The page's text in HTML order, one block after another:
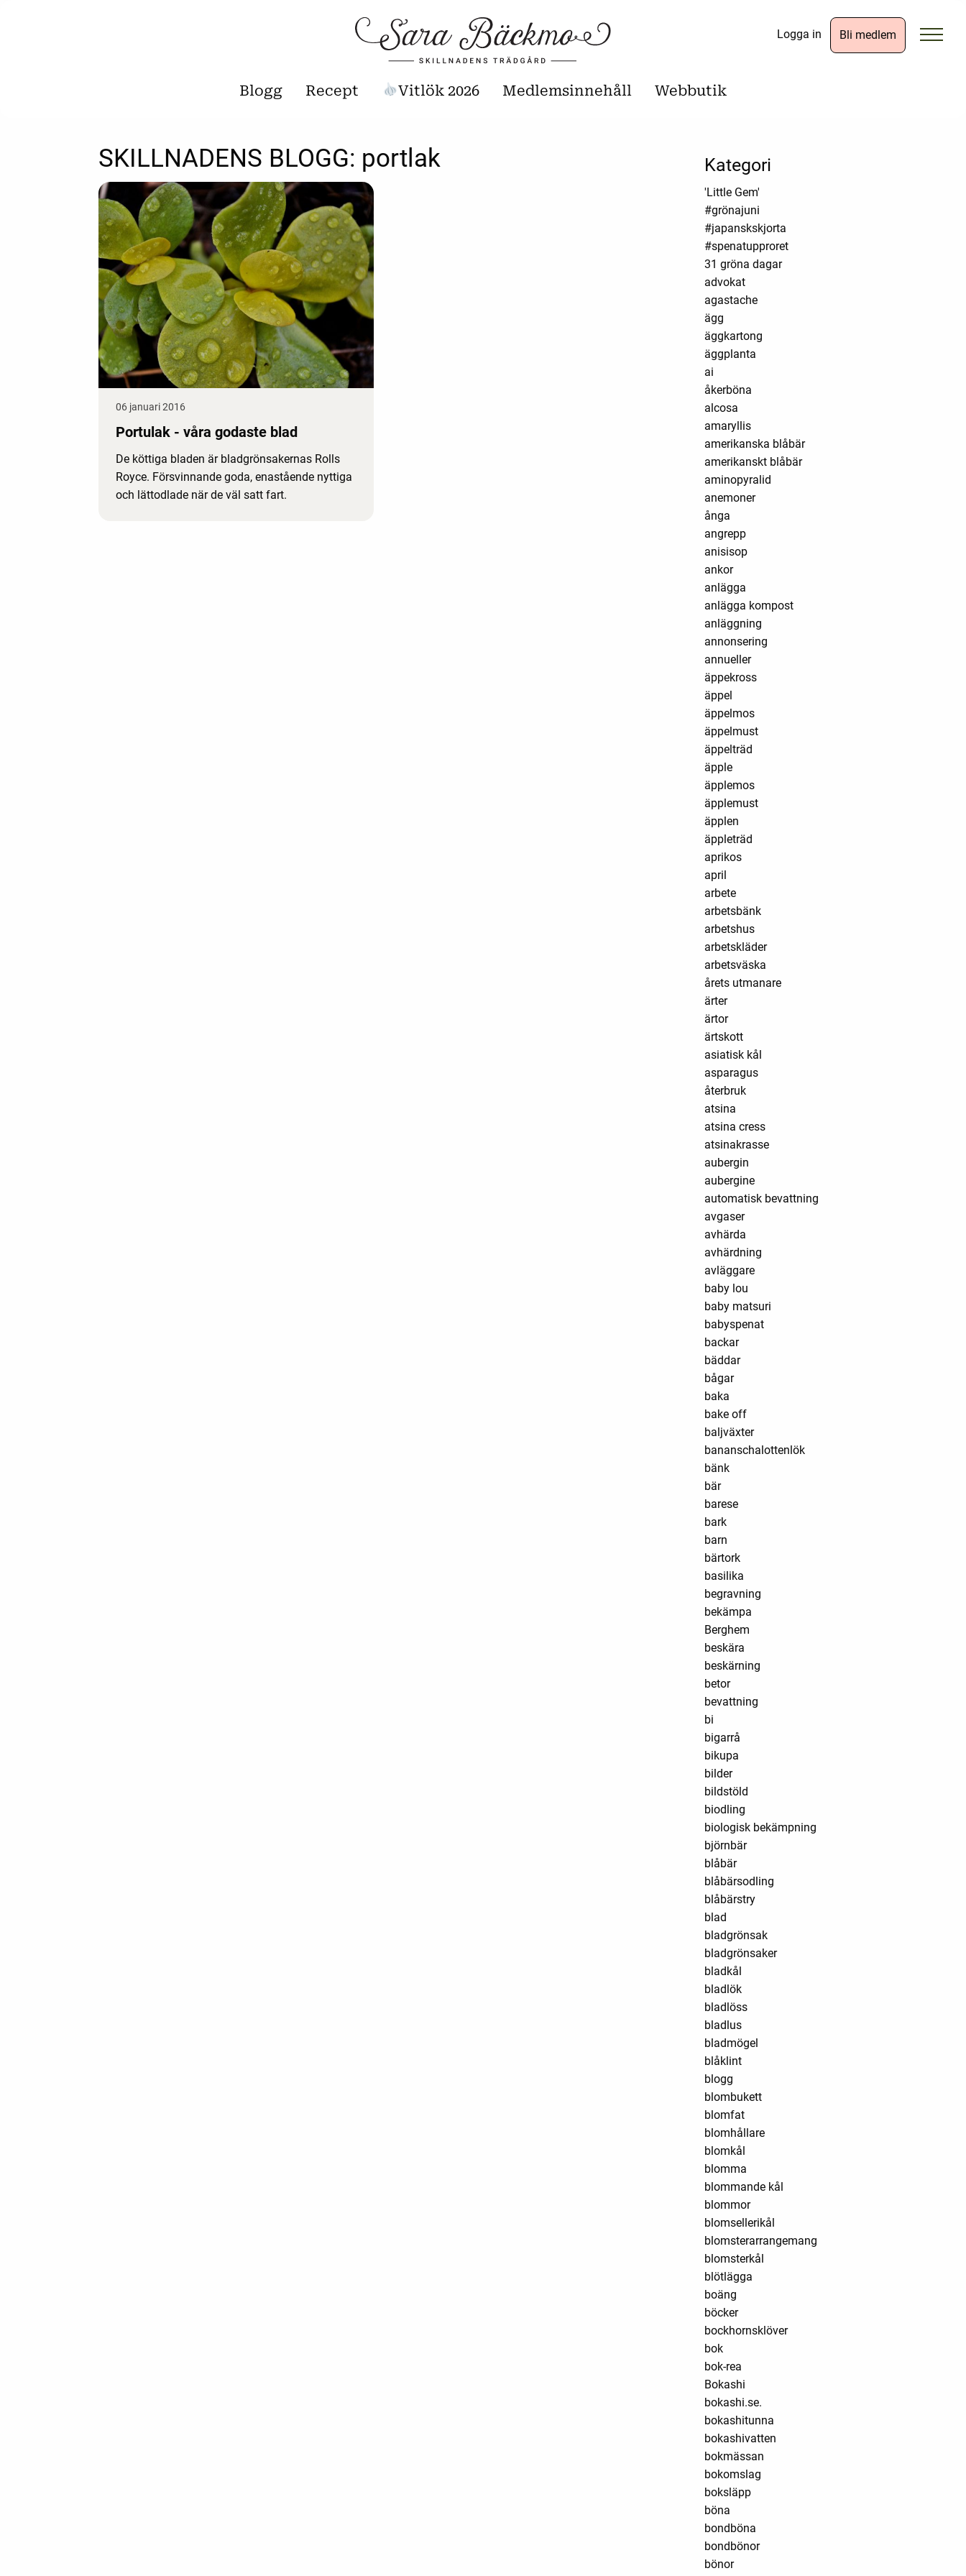
Logga in Bli medlem
Blogg Recept Vitlök 2026 Medlemsinnehåll Webbutik
SKILLNADENS BLOGG: portlak
06 januari 2016
Portulak - våra godaste blad
De köttiga bladen är bladgrönsakernas Rolls
Royce. Försvinnande goda, enastående nyttiga
och lättodlade när de väl satt fart.
Kategori
'Little Gem'
#grönajuni
#japanskskjorta
#spenatupproret
31 gröna dagar
advokat
agastache
ägg
äggkartong
äggplanta
ai
åkerböna
alcosa
amaryllis
amerikanska blåbär
amerikanskt blåbär
aminopyralid
anemoner
ånga
angrepp
anisisop
ankor
anlägga
anlägga kompost
anläggning
annonsering
annueller
äppekross
äppel
äppelmos
äppelmust
äppelträd
äpple
äpplemos
äpplemust
äpplen
äppleträd
aprikos
april
arbete
arbetsbänk
arbetshus
arbetskläder
arbetsväska
årets utmanare
ärter
ärtor
ärtskott
asiatisk kål
asparagus
återbruk
atsina
atsina cress
atsinakrasse
aubergin
aubergine
automatisk bevattning
avgaser
avhärda
avhärdning
avläggare
baby lou
baby matsuri
babyspenat
backar
bäddar
bågar
baka
bake off
baljväxter
bananschalottenlök
bänk
bär
barese
bark
barn
bärtork
basilika
begravning
bekämpa
Berghem
beskära
beskärning
betor
bevattning
bi
bigarrå
bikupa
bilder
bildstöld
biodling
biologisk bekämpning
björnbär
blåbär
blåbärsodling
blåbärstry
blad
bladgrönsak
bladgrönsaker
bladkål
bladlök
bladlöss
bladlus
bladmögel
blåklint
blogg
blombukett
blomfat
blomhållare
blomkål
blomma
blommande kål
blommor
blomsellerikål
blomsterarrangemang
blomsterkål
blötlägga
boäng
böcker
bockhornsklöver
bok
bok-rea
Bokashi
bokashi.se.
bokashitunna
bokashivatten
bokmässan
bokomslag
boksläpp
böna
bondböna
bondbönor
bönor